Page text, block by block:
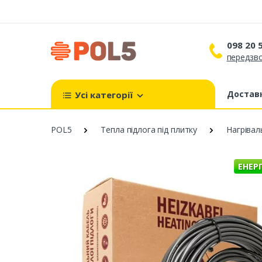
098 20
098
093
Усі категорії
POL5 Тепла підлога під плитку